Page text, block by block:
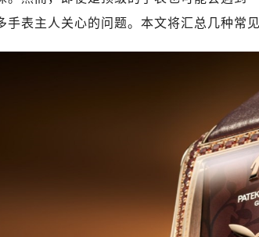
济南市历下区经十路11111号华润中心写
广州市天河区天河路230号万菱汇国际中心
广州市越秀区环市东路371-375号世界贸易
深圳市罗湖区深南东路5001号华润大厦17
惠州市惠城区江北文昌一路7号华贸大厦（
厦门市思明区湖滨东路95号万象城华润大
福州市晋安区竹屿路6号东二环泰禾广场2
成都市锦江区人民东路6号SAC东原中心24
重庆市江北区观音桥步行街2号融恒时代广
长沙市芙蓉区建湘路393号世茂环球金融中
手表主人关心的问题。本文将汇总几种常